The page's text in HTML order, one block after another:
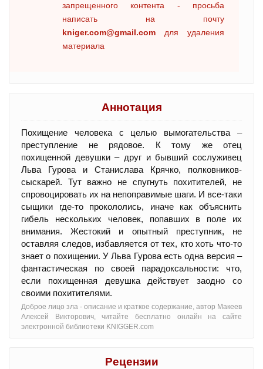
запрещенного контента - просьба
написать на почту
kniger.com@gmail.com для удаления
материала
Аннотация
Похищение человека с целью вымогательства –
преступление не рядовое. К тому же отец
похищенной девушки – друг и бывший сослуживец
Льва Гурова и Станислава Крячко, полковников-
сыскарей. Тут важно не спугнуть похитителей, не
спровоцировать их на непоправимые шаги. И все-таки
сыщики где-то прокололись, иначе как объяснить
гибель нескольких человек, попавших в поле их
внимания. Жестокий и опытный преступник, не
оставляя следов, избавляется от тех, кто хоть что-то
знает о похищении. У Льва Гурова есть одна версия –
фантастическая по своей парадоксальности: что,
если похищенная девушка действует заодно со
своими похитителями.
Доброе лицо зла - oписание и краткое содержание, автор Макеев
Алексей Викторович, читайте бесплатно онлайн на сайте
электронной библиотеки KNIGGER.com
Рецензии